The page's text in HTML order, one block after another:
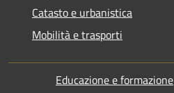
Catasto e urbanistica
Mobilità e trasporti
Educazione e formazione